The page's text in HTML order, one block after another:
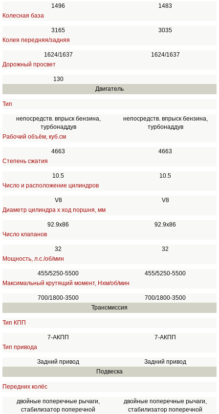
1496
1483
Колесная база
3165
3035
Колея передняя/задняя
1624/1637
1624/1637
Дорожный просвет
130
Двигатель
Тип
непосредств. впрыск бензина,
турбонаддув
непосредств. впрыск бензина,
турбонаддув
Рабочий объём, куб.см
4663
4663
Степень сжатия
10.5
10.5
Число и расположение цилиндров
V8
V8
Диаметр цилиндра х ход поршня, мм
92.9х86
92.9х86
Число клапанов
32
32
Мощность, л.с./об/мин
455/5250-5500
455/5250-5500
Максимальный крутящий момент, Нхм/об/мин
700/1800-3500
700/1800-3500
Трансмиссия
Тип КПП
7-АКПП
7-АКПП
Тип привода
Задний привод
Задний привод
Подвеска
Передних колёс
двойные поперечные рычаги,
стабилизатор поперечной
двойные поперечные рычаги,
стабилизатор поперечной